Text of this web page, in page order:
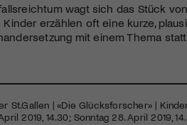
wagt sich das Stück
erzählen oft eine kurze,
mit einem Thema
St.Gallen | «Die Glücksforscher» |
2019, 14.30; Sonntag 28. April 2019,